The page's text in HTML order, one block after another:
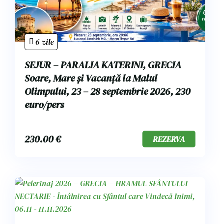
6 zile
SEJUR – PARALIA KATERINI, GRECIA
Soare, Mare și Vacanță la Malul
Olimpului, 23 – 28 septembrie 2026, 230
euro/pers
230.00€ REZERVA